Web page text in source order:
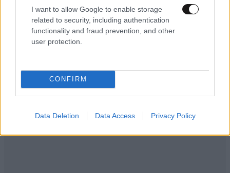
I want to allow Google to enable storage
related to security, including authentication
functionality and fraud prevention, and other
user protection.
CONFIRM
Data Deletion Data Access Privacy Policy